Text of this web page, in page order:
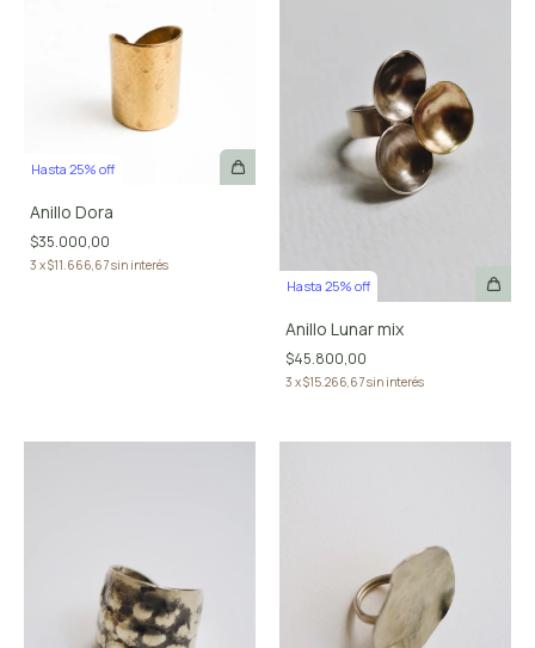
Hasta 25% off
Anillo Dora
$35.000,00
3 x$11.666,67sin interés
Hasta 25% off
Anillo Lunar mix
$45.800,00
3 x$15.266,67sin interés